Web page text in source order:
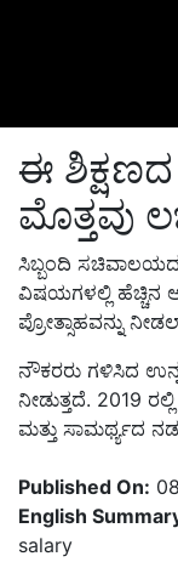
ಈ
ಮೊತ್ತವು
ಸಿಬ್ಬಂದಿ ಸಚಿವಾಲಯದ
ವಿಷಯಗಳಲ್ಲಿ ಹೆಚ್ಚಿನ
ಪ್ರೋತ್ಸಾಹವನ್ನು
ನೌಕರರು ಗಳಿಸಿದ
ನೀಡುತ್ತದೆ. 2019
ಮತ್ತು ಸಾಮರ್ಥ್ಯದ
Published On:
English
salary